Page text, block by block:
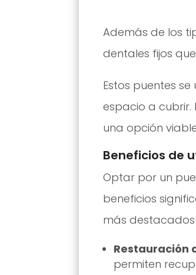
Además de los
dentales fijos
Estos puentes
espacio a cubrir.
una opción
Beneficios de
Optar por un
beneficios
más destacados
Restauración
permiten